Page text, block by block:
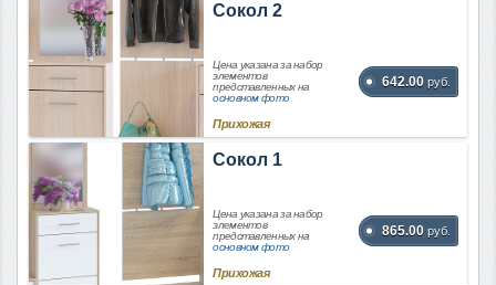
Сокол 2
Цена указана за набор
элементов
представленных на
основном фото
642.00 руб.
Прихожая
Сокол 1
Цена указана за набор
элементов
представленных на
основном фото
865.00 руб.
Прихожая